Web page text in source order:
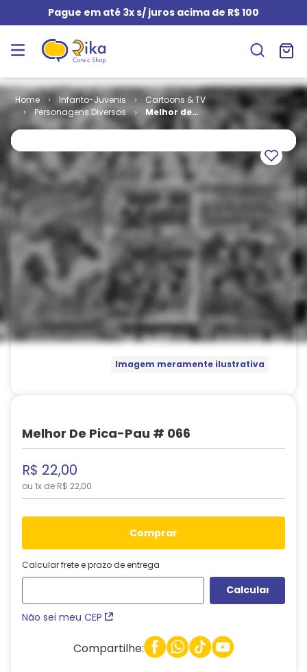
Pague em até 3x s/ juros acima de R$ 100
Infanto-Juvenis
Cartoons & TV
Personagens Diversos
Melhor de
Imagem meramente ilustrativa
Melhor De Pica-Pau # 066
R$ 22,00
ou 1x de R$ 22,00
comprar
Calcular frete e prazo de entrega
Não sei meu CEP
Compartilhe: